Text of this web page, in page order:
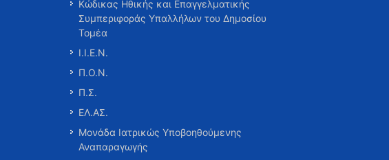
Κώδικας Ηθικής και Επαγγελματικής
Συμπεριφοράς Υπαλλήλων του Δημοσίου
Τομέα
Ι.Ι.Ε.Ν.
Π.Ο.Ν.
Π.Σ.
ΕΛ.ΑΣ.
Μονάδα Ιατρικώς Υποβοηθούμενης
Αναπαραγωγής